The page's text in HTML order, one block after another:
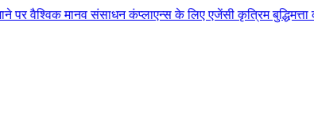
संसाधन कंप्लाएन्स के लिए एजेंसी कृत्रिम बुद्धिमत्ता को डिलीवर